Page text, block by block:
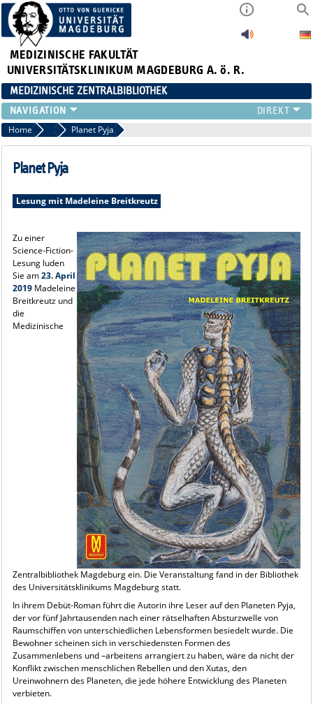
MEDIZINISCHE FAKULTÄT
UNIVERSITÄTSKLINIKUM MAGDEBURG A. ö. R.
MEDIZINISCHE ZENTRALBIBLIOTHEK
LITERATURSUCHE
SERVICE
INFORMATIONSKOMPETENZ
PUBLIZIEREN
SUCHE A-Z
Home 2019 Planet Pyja
Planet Pyja
Lesung mit Madeleine Breitkreutz
Zu einer
Science-Fiction-
Lesung luden
Sie am23. April
2019Madeleine
Breitkreutz und
die
Medizinische
Zentralbibliothek Magdeburg ein. Die Veranstaltung fand in der Bibliothek
des Universitätsklinikums Magdeburg statt.
In ihrem Debüt-Roman führt die Autorin ihre Leser auf den Planeten Pyja,
der vor fünf Jahrtausenden nach einer rätselhaften Absturzwelle von
Raumschiffen von unterschiedlichen Lebensformen besiedelt wurde. Die
Bewohner scheinen sich in verschiedensten Formen des
Zusammenlebens und –arbeitens arrangiert zu haben, wäre da nicht der
Konflikt zwischen menschlichen Rebellen und den Xutas, den
Ureinwohnern des Planeten, die jede höhere Entwicklung des Planeten
verbieten.